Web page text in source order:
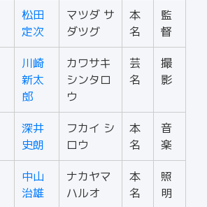
松田
定次
マツダ サ
ダツグ
本
名
監
督
川崎
新太
郎
カワサキ
シンタロ
ウ
芸
名
撮
影
深井
史朗
フカイ シ
ロウ
本
名
音
楽
中山
治雄
ナカヤマ
ハルオ
本
名
照
明